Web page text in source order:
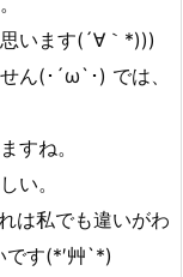
います(´∀｀*)))
ん(･´ω`･) では、
すね。
い。
は私でも違いがわ
す(*′艸`*)